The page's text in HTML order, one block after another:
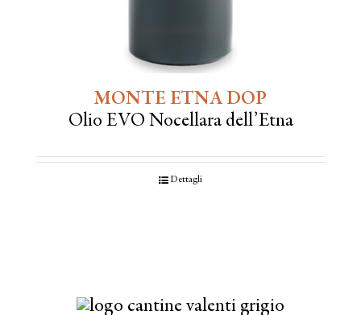
MONTE ETNA DOP
Olio EVO Nocellara dell’Etna
Dettagli